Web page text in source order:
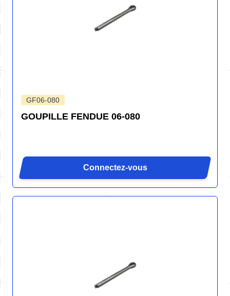
GF06-080
GOUPILLE FENDUE 06-080
Connectez-vous